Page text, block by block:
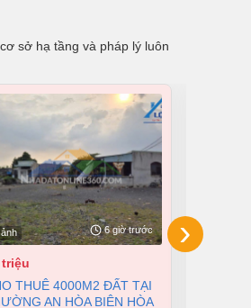
sở hạ tầng và pháp lý luôn
6 giờ trước
triệu
AN HÒA BIÊN HÒA
›